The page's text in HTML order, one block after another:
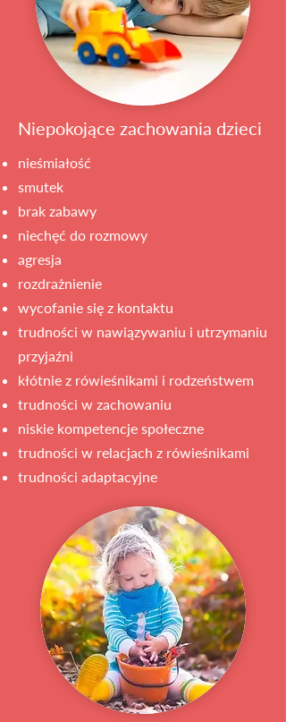
Niepokojące zachowania dzieci
nieśmiałość
smutek
brak zabawy
niechęć do rozmowy
agresja
rozdrażnienie
wycofanie się z kontaktu
trudności w nawiązywaniu i utrzymaniu
przyjaźni
kłótnie z rówieśnikami i rodzeństwem
trudności w zachowaniu
niskie kompetencje społeczne
trudności w relacjach z rówieśnikami
trudności adaptacyjne